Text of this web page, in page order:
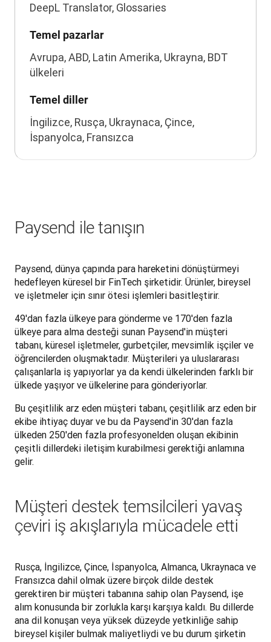
DeepL Translator, Glossaries
Temel pazarlar
Avrupa, ABD, Latin Amerika, Ukrayna, BDT
ülkeleri
Temel diller
İngilizce, Rusça, Ukraynaca, Çince,
İspanyolca, Fransızca
Paysend ile tanışın
Paysend, dünya çapında para hareketini dönüştürmeyi
hedefleyen küresel bir FinTech şirketidir. Ürünler, bireysel
ve işletmeler için sınır ötesi işlemleri basitleştirir.
49'dan fazla ülkeye para gönderme ve 170'den fazla
ülkeye para alma desteği sunan Paysend'in müşteri
tabanı, küresel işletmeler, gurbetçiler, mevsimlik işçiler ve
öğrencilerden oluşmaktadır. Müşterileri ya uluslararası
çalışanlarla iş yapıyorlar ya da kendi ülkelerinden farklı bir
ülkede yaşıyor ve ülkelerine para gönderiyorlar.
Bu çeşitlilik arz eden müşteri tabanı, çeşitlilik arz eden bir
ekibe ihtiyaç duyar ve bu da Paysend'in 30'dan fazla
ülkeden 250'den fazla profesyonelden oluşan ekibinin
çeşitli dillerdeki iletişim kurabilmesi gerektiği anlamına
gelir.
Müşteri destek temsilcileri yavaş
çeviri iş akışlarıyla mücadele etti
Rusça, İngilizce, Çince, İspanyolca, Almanca, Ukraynaca ve
Fransızca dahil olmak üzere birçok dilde destek
gerektiren bir müşteri tabanına sahip olan Paysend, işe
alım konusunda bir zorlukla karşı karşıya kaldı. Bu dillerde
ana dil konuşan veya yüksek düzeyde yetkinliğe sahip
bireysel kişiler bulmak maliyetliydi ve bu durum şirketin